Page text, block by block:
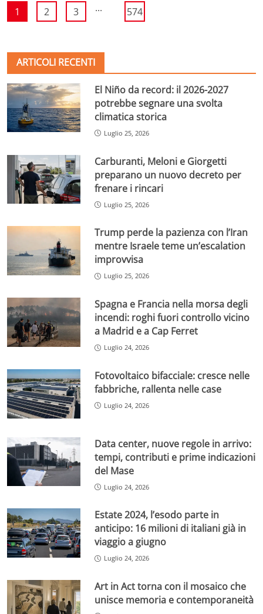
1 2 3 ... 574
ARTICOLI RECENTI
El Niño da record: il 2026-2027
potrebbe segnare una svolta
climatica storica
Luglio 25, 2026
Carburanti, Meloni e Giorgetti
preparano un nuovo decreto per
frenare i rincari
Luglio 25, 2026
Trump perde la pazienza con l’Iran
mentre Israele teme un’escalation
improvvisa
Luglio 25, 2026
Spagna e Francia nella morsa degli
incendi: roghi fuori controllo vicino
a Madrid e a Cap Ferret
Luglio 24, 2026
Fotovoltaico bifacciale: cresce nelle
fabbriche, rallenta nelle case
Luglio 24, 2026
Data center, nuove regole in arrivo:
tempi, contributi e prime indicazioni
del Mase
Luglio 24, 2026
Estate 2024, l’esodo parte in
anticipo: 16 milioni di italiani già in
viaggio a giugno
Luglio 24, 2026
Art in Act torna con il mosaico che
unisce memoria e contemporaneità